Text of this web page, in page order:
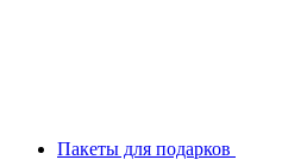
Пакеты для подарков